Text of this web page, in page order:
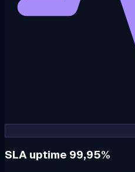
SLA uptime 99,95%